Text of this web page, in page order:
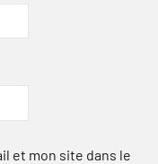
et mon site dans le